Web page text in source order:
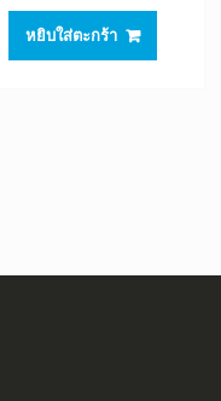
was:
฿1,520.00.
หยิบใส่ตะกร้า